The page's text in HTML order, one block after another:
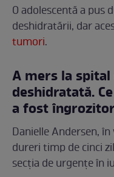
O adolescentă a pus
deshidratării, dar
tumori.
A mers la spital
deshidratată.
a fost îngrozitor
Danielle Andersen,
dureri timp de cinci
secția de urgențe în